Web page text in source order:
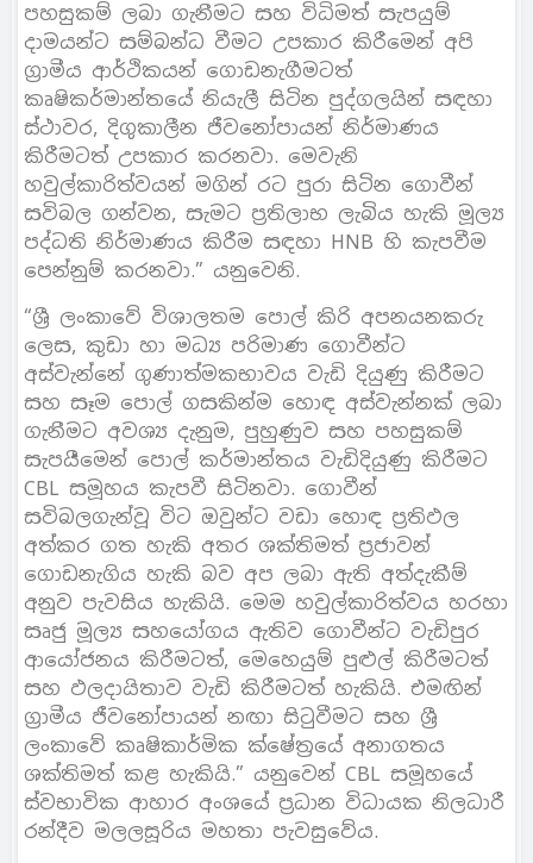
පහසුකම් ලබා ගැනීමට සහ විධිමත් සැපයුම්
දාමයන්ට සම්බන්ධ වීමට උපකාර කිරීමෙන් අපි
ග්‍රාමීය ආර්ථිකයන් ගොඩනැගීමටත්
කෘෂිකර්මාන්තයේ නියැලී සිටින පුද්ගලයින් සඳහා
ස්ථාවර, දිගුකාලීන ජීවනෝපායන් නිර්මාණය
කිරීමටත් උපකාර කරනවා. මෙවැනි
හවුල්කාරිත්වයන් මගින් රට පුරා සිටින ගොවීන්
සවිබල ගන්වන, සැමට ප්‍රතිලාභ ලැබිය හැකි මූල්‍ය
පද්ධති නිර්මාණය කිරීම සඳහා HNB හි කැපවීම
පෙන්නුම් කරනවා.” යනුවෙනි.
“ශ්‍රී ලංකාවේ විශාලතම පොල් කිරි අපනයනකරු
ලෙස, කුඩා හා මධ්‍ය පරිමාණ ගොවීන්ට
අස්වැන්නේ ගුණාත්මකභාවය වැඩි දියුණු කිරීමට
සහ සෑම පොල් ගසකින්ම හොඳ අස්වැන්නක් ලබා
ගැනීමට අවශ්‍ය දැනුම, පුහුණුව සහ පහසුකම්
සැපයීමෙන් පොල් කර්මාන්තය වැඩිදියුණු කිරීමට
CBL සමූහය කැපවී සිටිනවා. ගොවීන්
සවිබලගැන්වූ විට ඔවුන්ට වඩා හොඳ ප්‍රතිඵල
අත්කර ගත හැකි අතර ශක්තිමත් ප්‍රජාවන්
ගොඩනැගිය හැකි බව අප ලබා ඇති අත්දැකීම්
අනුව පැවසිය හැකියි. මෙම හවුල්කාරිත්වය හරහා
සෘජු මූල්‍ය සහයෝගය ඇතිව ගොවීන්ට වැඩිපුර
ආයෝජනය කිරීමටත්, මෙහෙයුම් පුළුල් කිරීමටත්
සහ ඵලදායිතාව වැඩි කිරීමටත් හැකියි. එමඟින්
ග්‍රාමීය ජීවනෝපායන් නඟා සිටුවීමට සහ ශ්‍රී
ලංකාවේ කෘෂිකාර්මික ක්ෂේත්‍රයේ අනාගතය
ශක්තිමත් කළ හැකියි.” යනුවෙන් CBL සමූහයේ
ස්වභාවික ආහාර අංශයේ ප්‍රධාන විධායක නිලධාරී
රන්දීව මලලසූරිය මහතා පැවසුවේය.